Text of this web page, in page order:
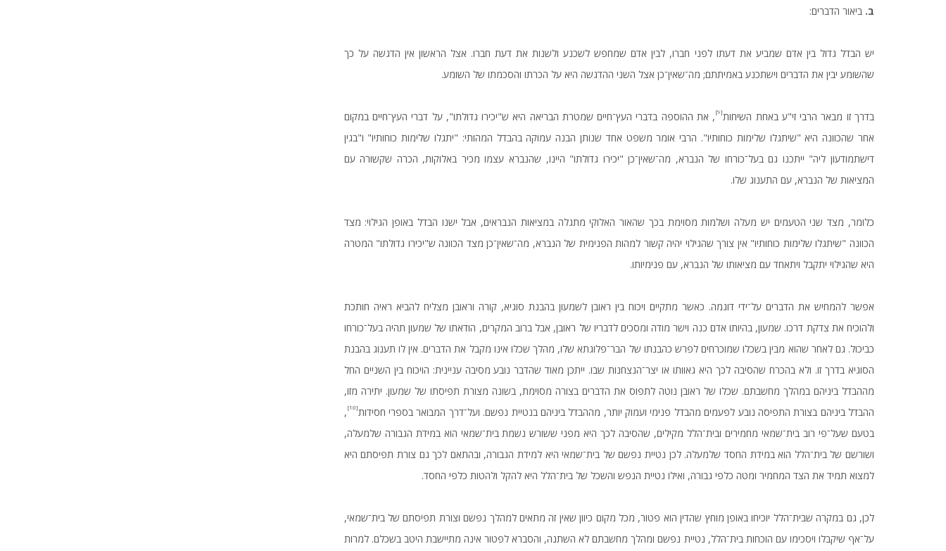
ב. ביאור הדברים:
יש הבדל גדול בין אדם שמביע את דעתו לפני חברו, לבין אדם שמחפש לשכנע ולשנות את דעת חברו. אצל הראשון אין הדגשה על כך
שהשומע יבין את הדברים וישתכנע באמיתתם; מה־שאין־כן אצל השני ההדגשה היא על הכרתו והסכמתו של השומע.
בדרך זו מבאר הרבי זי"ע באחת השיחות[9]
, את ההוספה בדברי העץ־חיים שמטרת הבריאה היא ש"יכירו גדולתו", על דברי העץ־חיים במקום
אחר שהכוונה היא "שיתגלו שלימות כוחותיו". הרבי אומר משפט אחד שנותן הבנה עמוקה בהבדל המהותי: "יתגלו שלימות כוחותיו" ו"בגין
דישתמודעון ליה" ייתכנו גם בעל־כורחו של הנברא, מה־שאין־כן "יכירו גדולתו" היינו, שהנברא עצמו מכיר באלוקות, הכרה שקשורה עם
המציאות של הנברא, עם התענוג שלו.
כלומר, מצד שני הטעמים יש מעלה ושלמות מסוימת בכך שהאור האלוקי מתגלה במציאות הנבראים, אבל ישנו הבדל באופן הגילוי: מצד
הכוונה "שיתגלו שלימות כוחותיו" אין צורך שהגילוי יהיה קשור למהות הפנימית של הנברא, מה־שאין־כן מצד הכוונה ש"יכירו גדולתו" המטרה
היא שהגילוי יתקבל ויתאחד עם מציאותו של הנברא, עם פנימיותו.
אפשר להמחיש את הדברים על־ידי דוגמה. כאשר מתקיים ויכוח בין ראובן לשמעון בהבנת סוגיא, קורה וראובן מצליח להביא ראיה חותכת
ולהוכיח את צדקת דרכו. שמעון, בהיותו אדם כנה וישר מודה ומסכים לדבריו של ראובן, אבל ברוב המקרים, הודאתו של שמעון תהיה בעל־כורחו
כביכול. גם לאחר שהוא מבין בשכלו שמוכרחים לפרש כהבנתו של הבר־פלוגתא שלו, מהלך שכלו אינו מקבל את הדברים. אין לו תענוג בהבנת
הסוגיא בדרך זו. ולא בהכרח שהסיבה לכך היא גאוותו או יצר־הנצחנות שבו. ייתכן מאוד שהדבר נובע מסיבה עניינית: הויכוח בין השניים החל
מההבדל ביניהם במהלך מחשבתם. שכלו של ראובן נוטה לתפוס את הדברים בצורה מסוימת, בשונה מצורת תפיסתו של שמעון. יתירה מזו,
ההבדל ביניהם בצורת התפיסה נובע לפעמים מהבדל פנימי ועמוק יותר, מההבדל ביניהם בנטיית נפשם. ועל־דרך המבואר בספרי חסידות[10]
,
בטעם שעל־פי רוב בית־שמאי מחמירים ובית־הלל מקילים, שהסיבה לכך היא מפני ששורש נשמת בית־שמאי הוא במידת הגבורה שלמעלה,
ושורשם של בית־הלל הוא במידת החסד שלמעלה. לכן נטיית נפשם של בית־שמאי היא למידת הגבורה, ובהתאם לכך גם צורת תפיסתם היא
למצוא תמיד את הצד המחמיר ומטה כלפי גבורה, ואילו נטיית הנפש והשכל של בית־הלל היא להקל ולהטות כלפי החסד.
לכן, גם במקרה שבית־הלל יוכיחו באופן מוחץ שהדין הוא פטור, מכל מקום כיוון שאין זה מתאים למהלך נפשם וצורת תפיסתם של בית־שמאי,
על־אף שיקבלו ויסכימו עם הוכחות בית־הלל, נטיית נפשם ומהלך מחשבתם לא השתנה, והסברא לפטור אינה מתיישבת היטב בשכלם. למרות